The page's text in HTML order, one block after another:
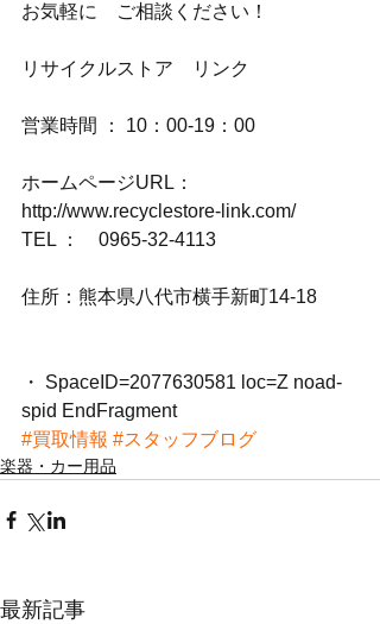
お気軽に　ご相談ください！
リサイクルストア　リンク
営業時間 ： 10：00-19：00
ホームページURL：
http://www.recyclestore-link.com/
TEL ：　0965-32-4113
住所：熊本県八代市横手新町14-18
・ SpaceID=2077630581 loc=Z noad-
spid EndFragment
#買取情報 #スタッフブログ
楽器・カー用品
最新記事